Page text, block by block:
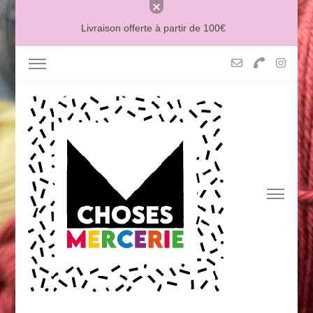
Livraison offerte à partir de 100€
MERCERIE MCHOSES